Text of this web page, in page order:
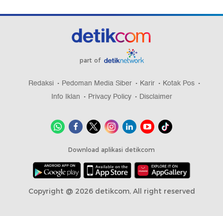
part of
Redaksi Pedoman Media Siber Karir
Kotak Pos
Info Iklan
Privacy Policy Disclaimer
Download aplikasi detikcom
Copyright @ 2026 detikcom, All right reserved